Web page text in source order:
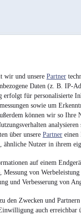
wir und unsere Partner
Daten (z. B. IP-
erfolgt für personalisierte
sowie um
können wir so Ihre
über unsere Partner einen
Nutzer in ihrem
auf einem
von
und Verbesserung von
den Zwecken und
auch erreichbar